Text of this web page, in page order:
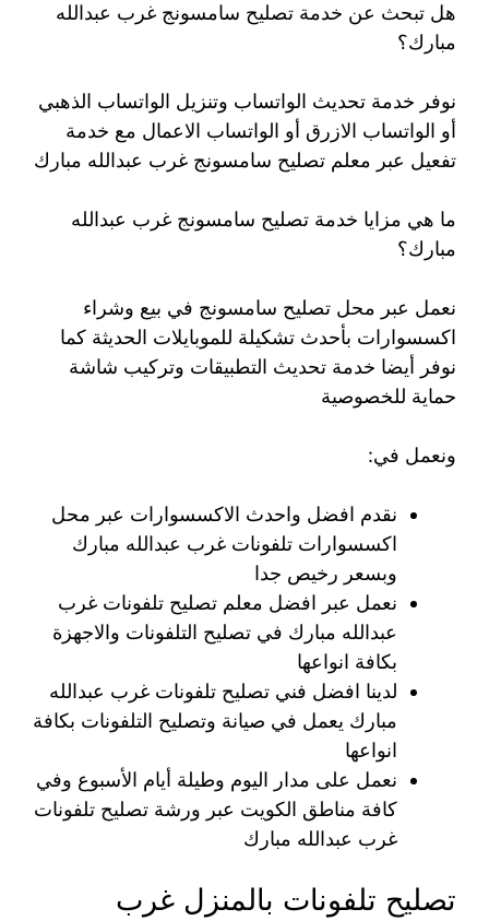
هل تبحث عن خدمة تصليح سامسونج غرب عبدالله
مبارك؟
نوفر خدمة تحديث الواتساب وتنزيل الواتساب الذهبي
أو الواتساب الازرق أو الواتساب الاعمال مع خدمة
تفعيل عبر معلم تصليح سامسونج غرب عبدالله مبارك
ما هي مزايا خدمة تصليح سامسونج غرب عبدالله
مبارك؟
نعمل عبر محل تصليح سامسونج في بيع وشراء
اكسسوارات بأحدث تشكيلة للموبايلات الحديثة كما
نوفر أيضا خدمة تحديث التطبيقات وتركيب شاشة
حماية للخصوصية
ونعمل في:
نقدم افضل واحدث الاكسسوارات عبر محل
اكسسوارات تلفونات غرب عبدالله مبارك
وبسعر رخيص جدا
نعمل عبر افضل معلم تصليح تلفونات غرب
عبدالله مبارك في تصليح التلفونات والاجهزة
بكافة انواعها
لدينا افضل فني تصليح تلفونات غرب عبدالله
مبارك يعمل في صيانة وتصليح التلفونات بكافة
انواعها
نعمل على مدار اليوم وطيلة أيام الأسبوع وفي
كافة مناطق الكويت عبر ورشة تصليح تلفونات
غرب عبدالله مبارك
تصليح تلفونات بالمنزل غرب